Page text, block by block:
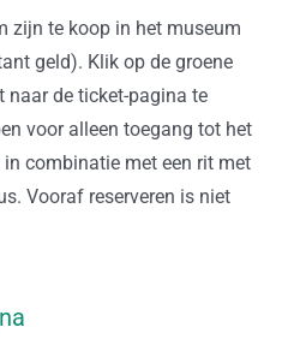
zijn te koop in het museum
geld). Klik op de groene
naar de ticket-pagina te
voor alleen toegang tot het
combinatie met een rit met
Vooraf reserveren is niet